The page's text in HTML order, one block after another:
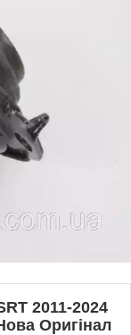
2011-2024
Оригінал